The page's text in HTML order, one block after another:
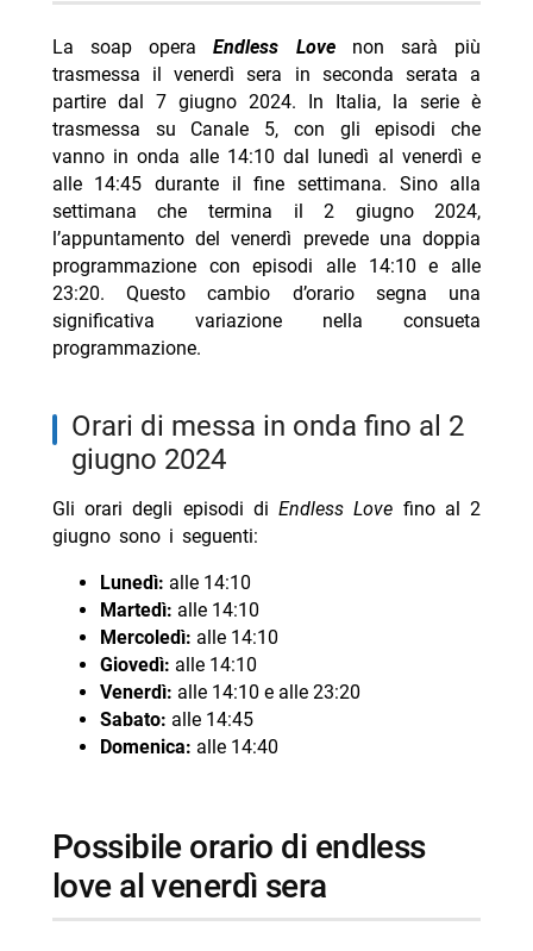
- Giovanni Grazioso, brioche e fama dopo Temptation
- Diletta Leotta in vacanza a Villa Musa sul Lago di
Como
- Michele Riondino moglie Eva Nestori: chi è
La soap operaEndless Lovenon sarà più
trasmessa il venerdì sera in seconda serata a
partire dal 7 giugno 2024. In Italia, la serie è
trasmessa su Canale 5, con gli episodi che
vanno in onda alle 14:10 dal lunedì al venerdì e
alle 14:45 durante il fine settimana. Sino alla
settimana che termina il 2 giugno 2024,
l’appuntamento del venerdì prevede una doppia
programmazione con episodi alle 14:10 e alle
23:20. Questo cambio d’orario segna una
significativa variazione nella consueta
programmazione.
orari di messa in onda fino al 2
giugno 2024
Gli orari degli episodi diEndless Love fino al 2
giugno sono i seguenti:
Lunedì: alle 14:10
Martedì: alle 14:10
Mercoledì: alle 14:10
Giovedì: alle 14:10
Venerdì: alle 14:10 e alle 23:20
Sabato: alle 14:45
Domenica: alle 14:40
possibile orario di endless
love al venerdì sera